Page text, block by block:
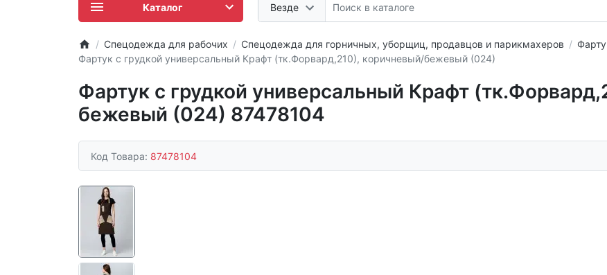
Везде
Каталог
Спецодежда для рабочих Спецодежда для горничных, уборщиц, продавцов и парикмахеров
Фартук с грудкой универсальный Крафт (тк.Форвард,210), коричневый/бежевый (024)
Фартук с грудкой универсальный Крафт
бежевый (024) 87478104
Код Товара: 87478104